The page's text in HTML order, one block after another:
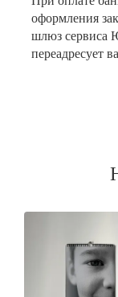
оформления
шлюз сервиса
переадресует